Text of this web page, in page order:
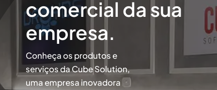
comercial da sua
empresa.
Conheça os produtos e
serviços da Cube Solution,
uma empresa inovadora